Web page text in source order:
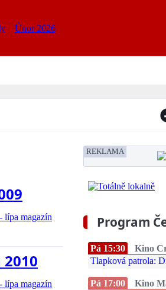
Únor 2026
2010
REKLAMA
Program
Pá 15:30 Kino
Tlapková patrola:
Pá 17:00 Kino